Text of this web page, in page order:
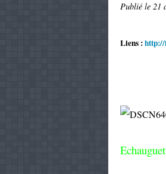
Publié le 21
Liens :